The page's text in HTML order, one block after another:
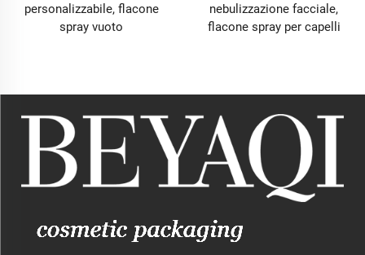
personalizzabile, flacone
spray vuoto
nebulizzazione facciale,
flacone spray per capelli